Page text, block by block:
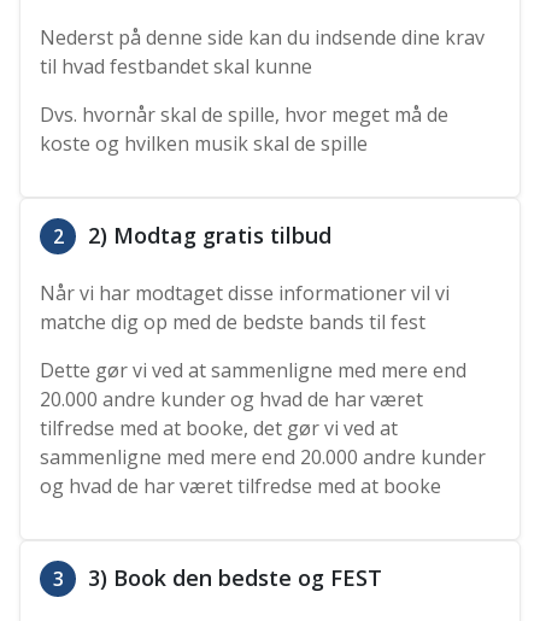
Nederst på denne side kan du indsende dine krav
til hvad festbandet skal kunne
Dvs. hvornår skal de spille, hvor meget må de
koste og hvilken musik skal de spille
2 2) Modtag gratis tilbud
Når vi har modtaget disse informationer vil vi
matche dig op med de bedste bands til fest
Dette gør vi ved at sammenligne med mere end
20.000 andre kunder og hvad de har været
tilfredse med at booke, det gør vi ved at
sammenligne med mere end 20.000 andre kunder
og hvad de har været tilfredse med at booke
3 3) Book den bedste og FEST